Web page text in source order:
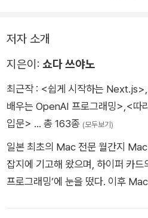
벡터 데이터 내용 또한 모델에 따라
저자 소개
지은이: 쇼다 쓰야노
최근작 : <쉽게 시작하는 Next.js>
배우는 OpenAI 프로그래밍> <따
입문> … 총 163종 (모두보기)
일본 최초의 Mac 전문 월간지
잡지에 기고해 왔으며, 하이퍼 카드
프로그래밍’에 눈을 떴다. 이후